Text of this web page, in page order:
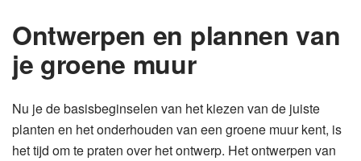
Ontwerpen en plannen van
je groene muur
Nu je de basisbeginselen van het kiezen van de juiste
planten en het onderhouden van een groene muur kent, is
het tijd om te praten over het ontwerp. Het ontwerpen van